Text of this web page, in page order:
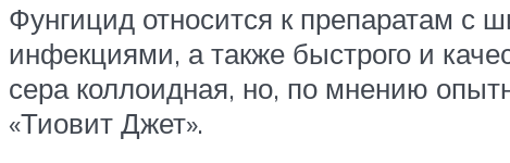
Фунгицид относится к препаратам с
инфекциями, а также быстрого и
сера коллоидная, но, по мнению
«Тиовит Джет».